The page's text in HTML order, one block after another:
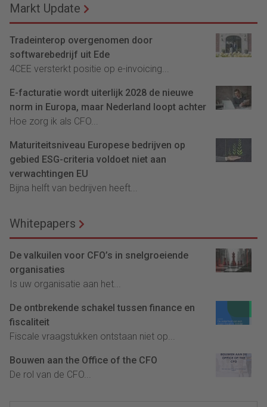
Markt Update
Tradeinterop overgenomen door
softwarebedrijf uit Ede
4CEE versterkt positie op e-invoicing...
E-facturatie wordt uiterlijk 2028 de nieuwe
norm in Europa, maar Nederland loopt achter
Hoe zorg ik als CFO...
Maturiteitsniveau Europese bedrijven op
gebied ESG-criteria voldoet niet aan
verwachtingen EU
Bijna helft van bedrijven heeft...
Whitepapers
De valkuilen voor CFO’s in snelgroeiende
organisaties
Is uw organisatie aan het...
De ontbrekende schakel tussen finance en
fiscaliteit
Fiscale vraagstukken ontstaan niet op...
Bouwen aan the Office of the CFO
De rol van de CFO...